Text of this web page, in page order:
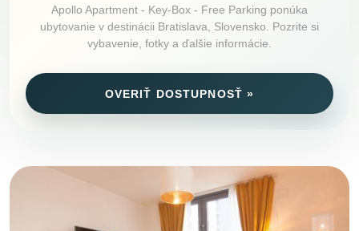
Apollo Apartment - Key-Box - Free Parking ponúka
ubytovanie v destinácii Bratislava, Slovensko. Pozrite si
vybavenie, fotky a ďalšie informácie.
OVERIŤ DOSTUPNOSŤ »